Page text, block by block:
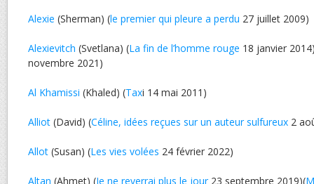
Alexie (Sherman) (le premier qui pleure a perdu 27 juillet 2009)
Alexievitch (Svetlana) (La fin de l’homme rouge 18 janvier
novembre 2021)
Al Khamissi (Khaled) (Taxi 14 mai 2011)
Alliot (David) (Céline, idées reçues sur un auteur sulfureux 2
Allot (Susan) (Les vies volées 24 février 2022)
Altan (Ahmet) (Je ne reverrai plus le jour23 septembre 2019)(